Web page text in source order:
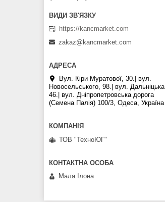
https://kancmarket.com
zakaz@kancmarket.com
Вул. Кіри Муратової, 30.| вул.
Новосельського, 98.| вул. Дальніцька,
46.| вул. Дніпропетровська дорога
(Семена Палія) 100/3, Одеса, Україна
ТОВ "ТехноЮГ"
Мала Iлона